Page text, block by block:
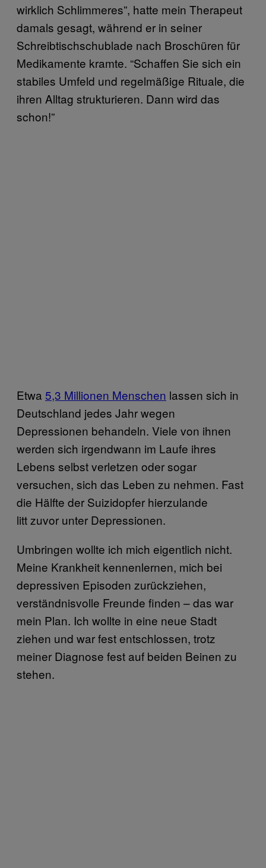
wirklich Schlimmeres”, hatte mein Therapeut
damals gesagt, während er in seiner
Schreibtischschublade nach Broschüren für
Medikamente kramte. “Schaffen Sie sich ein
stabiles Umfeld und regelmäßige Rituale, die
ihren Alltag strukturieren. Dann wird das
schon!”
Etwa 5,3 Millionen Menschen lassen sich in
Deutschland jedes Jahr wegen
Depressionen behandeln. Viele von ihnen
werden sich irgendwann im Laufe ihres
Lebens selbst verletzen oder sogar
versuchen, sich das Leben zu nehmen. Fast
die Hälfte der Suizidopfer hierzulande
litt zuvor unter Depressionen.
Umbringen wollte ich mich eigentlich nicht.
Meine Krankheit kennenlernen, mich bei
depressiven Episoden zurückziehen,
verständnisvolle Freunde finden – das war
mein Plan. Ich wollte in eine neue Stadt
ziehen und war fest entschlossen, trotz
meiner Diagnose fest auf beiden Beinen zu
stehen.